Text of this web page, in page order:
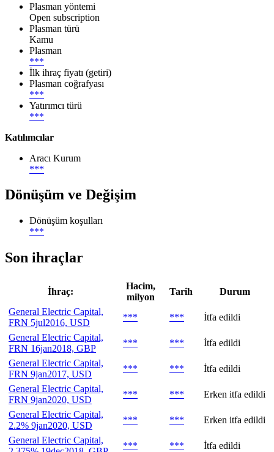
Plasman yöntemi
Open subscription
Plasman türü
Kamu
Plasman
***
İlk ihraç fiyatı (getiri)
Plasman coğrafyası
***
Yatırımcı türü
***
Katılımcılar
Aracı Kurum
***
Dönüşüm ve Değişim
Dönüşüm koşulları
***
Son ihraçlar
İhraç:
Hacim,
milyon
Tarih
Durum
General Electric Capital,
FRN 5jul2016, USD
*** ***
İtfa edildi
General Electric Capital,
FRN 16jan2018, GBP
*** ***
İtfa edildi
General Electric Capital,
FRN 9jan2017, USD
*** ***
İtfa edildi
General Electric Capital,
FRN 9jan2020, USD
*** ***
Erken itfa edildi
General Electric Capital,
2.2% 9jan2020, USD
*** ***
Erken itfa edildi
General Electric Capital,
*** *** İtfa edildi